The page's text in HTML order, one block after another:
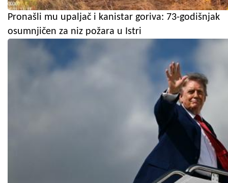
Pronašli mu upaljač i kanistar goriva: 73-godišnjak
osumnjičen za niz požara u Istri